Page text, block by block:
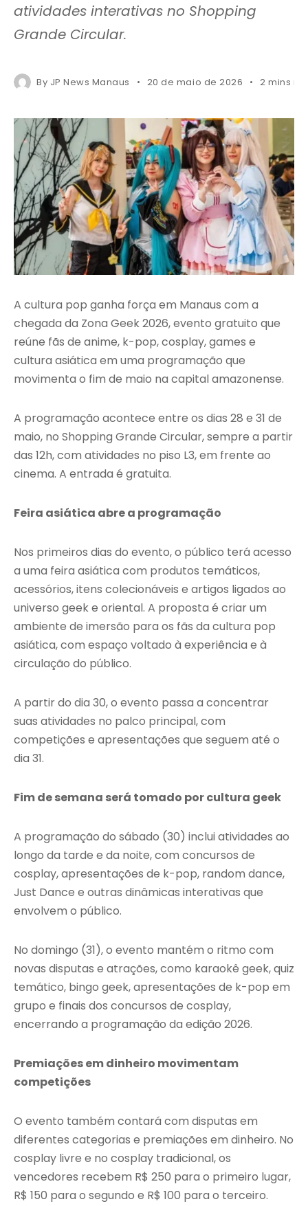
atividades interativas no Shopping
Grande Circular.
By JP News Manaus 20 de maio de 2026 2 mins
A cultura pop ganha força em Manaus com a
chegada da Zona Geek 2026, evento gratuito que
reúne fãs de anime, k-pop, cosplay, games e
cultura asiática em uma programação que
movimenta o fim de maio na capital amazonense.
A programação acontece entre os dias 28 e 31 de
maio, no Shopping Grande Circular, sempre a partir
das 12h, com atividades no piso L3, em frente ao
cinema. A entrada é gratuita.
Feira asiática abre a programação
Nos primeiros dias do evento, o público terá acesso
a uma feira asiática com produtos temáticos,
acessórios, itens colecionáveis e artigos ligados ao
universo geek e oriental. A proposta é criar um
ambiente de imersão para os fãs da cultura pop
asiática, com espaço voltado à experiência e à
circulação do público.
A partir do dia 30, o evento passa a concentrar
suas atividades no palco principal, com
competições e apresentações que seguem até o
dia 31.
Fim de semana será tomado por cultura geek
A programação do sábado (30) inclui atividades ao
longo da tarde e da noite, com concursos de
cosplay, apresentações de k-pop, random dance,
Just Dance e outras dinâmicas interativas que
envolvem o público.
No domingo (31), o evento mantém o ritmo com
novas disputas e atrações, como karaokê geek, quiz
temático, bingo geek, apresentações de k-pop em
grupo e finais dos concursos de cosplay,
encerrando a programação da edição 2026.
Premiações em dinheiro movimentam
competições
O evento também contará com disputas em
diferentes categorias e premiações em dinheiro. No
cosplay livre e no cosplay tradicional, os
vencedores recebem R$ 250 para o primeiro lugar,
R$ 150 para o segundo e R$ 100 para o terceiro.